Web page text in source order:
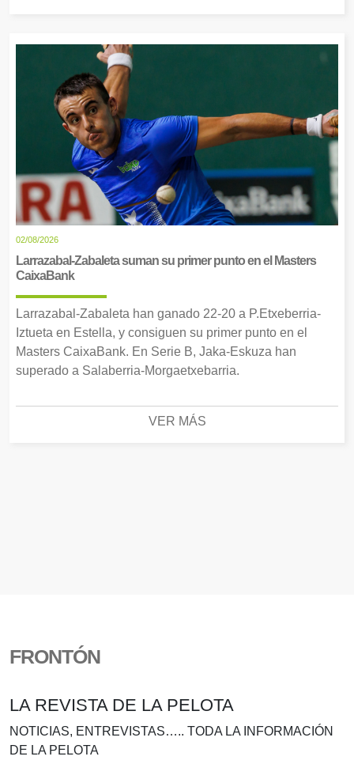
02/08/2026
Larrazabal-Zabaleta suman su primer punto en el Masters
CaixaBank
Larrazabal-Zabaleta han ganado 22-20 a P.Etxeberria-
Iztueta en Estella, y consiguen su primer punto en el
Masters CaixaBank. En Serie B, Jaka-Eskuza han
superado a Salaberria-Morgaetxebarria.
VER MÁS
FRONTÓN
LA REVISTA DE LA PELOTA
NOTICIAS, ENTREVISTAS….. TODA LA INFORMACIÓN
DE LA PELOTA